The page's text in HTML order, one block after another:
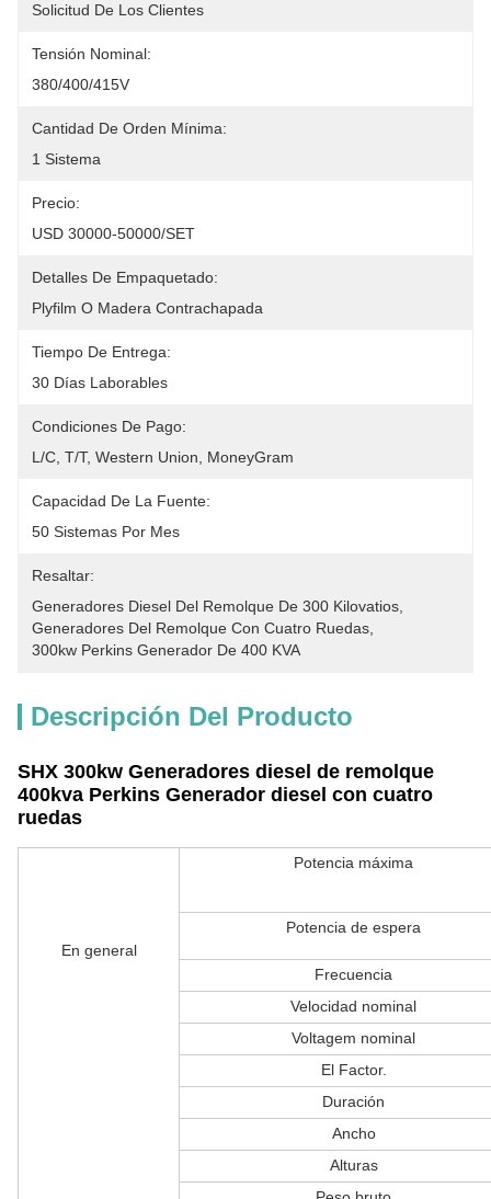
Solicitud De Los Clientes
Tensión Nominal:
380/400/415V
Cantidad De Orden Mínima:
1 Sistema
Precio:
USD 30000-50000/SET
Detalles De Empaquetado:
Plyfilm O Madera Contrachapada
Tiempo De Entrega:
30 Días Laborables
Condiciones De Pago:
L/C, T/T, Western Union, MoneyGram
Capacidad De La Fuente:
50 Sistemas Por Mes
Resaltar:
Generadores Diesel Del Remolque De 300 Kilovatios
Generadores Del Remolque Con Cuatro Ruedas
300kw Perkins Generador De 400 KVA
Descripción Del Producto
SHX 300kw Generadores diesel de remolque
400kva Perkins Generador diesel con cuatro
ruedas
En general
Potencia máxima
Potencia de espera
Frecuencia
Velocidad nominal
Voltagem nominal
El Factor.
Duración
Ancho
Alturas